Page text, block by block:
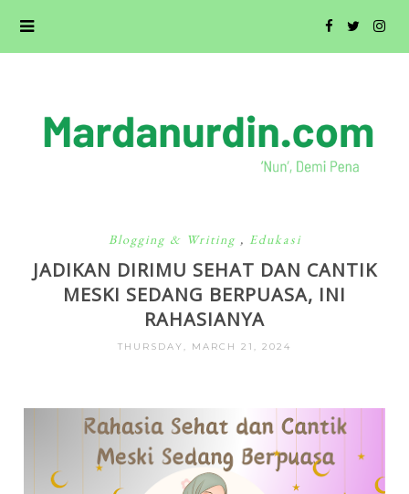
Blogging & Writing , Edukasi
JADIKAN DIRIMU SEHAT DAN CANTIK
MESKI SEDANG BERPUASA, INI
RAHASIANYA
THURSDAY, MARCH 21, 2024